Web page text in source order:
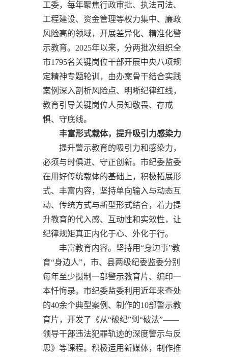
工委，每年聚焦行政审批、执法司法、
工程建设、资金管理等权力集中、廉政
风险高的领域，开展差异化、精准化警
示教育。2025年以来，分两批次组织全
市1795名关键岗位干部开展中央八项规
定精神专题轮训，由办案骨干结合实践
案例深入剖析风险点、明晰纪律红线，
教育引导关键岗位人员知敬畏、存戒
惧、守底线。
丰富形式载体，提升吸引力感染力
提升警示教育的吸引力和感染力，
必须与时俱进、守正创新。市纪委监委
在用好传统载体的基础上，积极拓展形
式、丰富内容，坚持单向输入与动态互
动、传统方式与新型形式结合，着力提
升教育的代入感、互动性和实效性，让
纪律规矩真正内化于心、外化于行。
丰富教育内容。坚持用“身边事”教
育“身边人”，市、县两级纪委监委分别
每年至少摄制一部警示教育片、编印一
本忏悔录。市纪委监委利用近年来查处
的40余个典型案例、制作的10部警示教
育片，开发了《从“破纪”到“破法”——
领导干部违法犯罪轨迹的深度警示与反
思》等课程。积极运用新媒体，制作推